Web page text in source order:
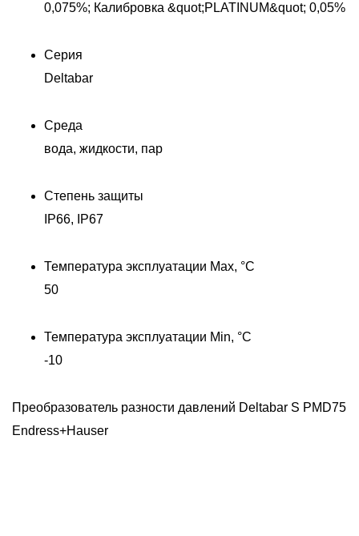
0,075%; Калибровка &quot;PLATINUM&quot; 0,05%
Серия
Deltabar
Среда
вода, жидкости, пар
Степень защиты
IP66, IP67
Температура эксплуатации Max, °C
50
Температура эксплуатации Min, °C
-10
Преобразователь разности давлений Deltabar S PMD75
Endress+Hauser